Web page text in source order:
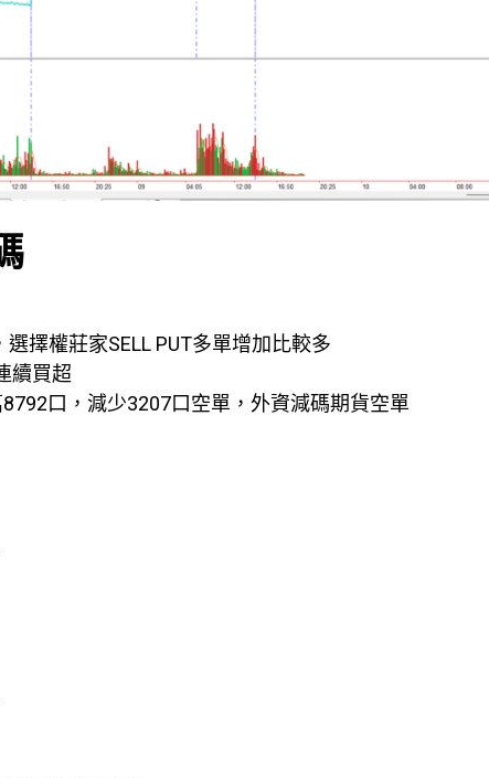
選擇權莊家SELL PUT多單增加比較多
續買超
口，減少3207口空單，外資減碼期貨空單